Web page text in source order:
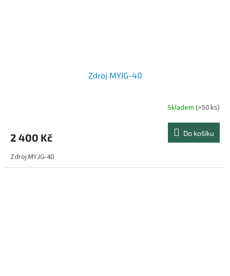
Zdroj MYJG-40
Skladem (>50 ks)
2 400 Kč Do košíku
Zdroj MYJG-40